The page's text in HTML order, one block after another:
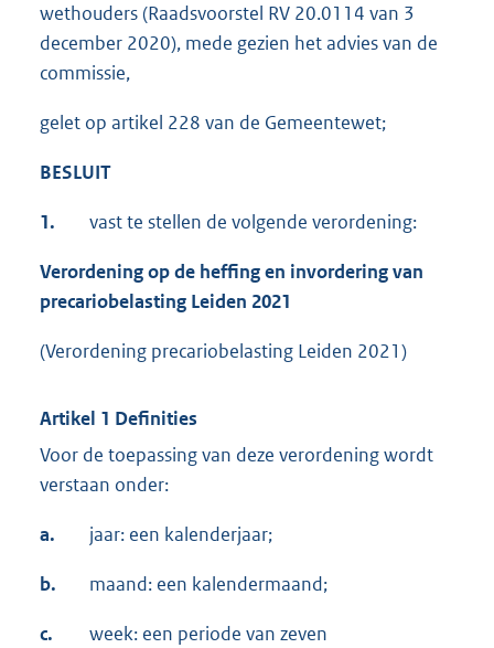
wethouders (Raadsvoorstel RV 20.0114 van 3
december 2020), mede gezien het advies van de
commissie,
gelet op artikel 228 van de Gemeentewet;
BESLUIT
1. vast te stellen de volgende verordening:
Verordening op de heffing en invordering van
precariobelasting Leiden 2021
(Verordening precariobelasting Leiden 2021)
Artikel 1 Definities
Voor de toepassing van deze verordening wordt
verstaan onder:
a. jaar: een kalenderjaar;
b. maand: een kalendermaand;
c.
week: een periode van zeven